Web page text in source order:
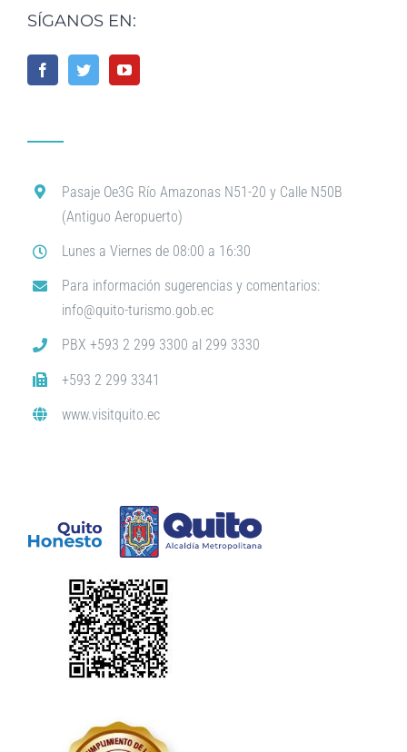
SÍGANOS EN:
Pasaje Oe3G Río Amazonas N51-20 y Calle N50B
(Antiguo Aeropuerto)
Lunes a Viernes de 08:00 a 16:30
Para información sugerencias y comentarios:
info@quito-turismo.gob.ec
PBX +593 2 299 3300 al 299 3330
+593 2 299 3341
www.visitquito.ec